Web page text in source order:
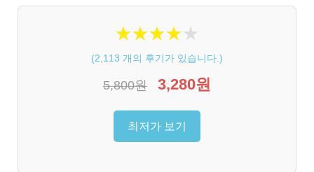
★★★★★
★★★★★
(2,113 개의 후기가 있습니다.)
5,800원 3,280원
최저가 보기